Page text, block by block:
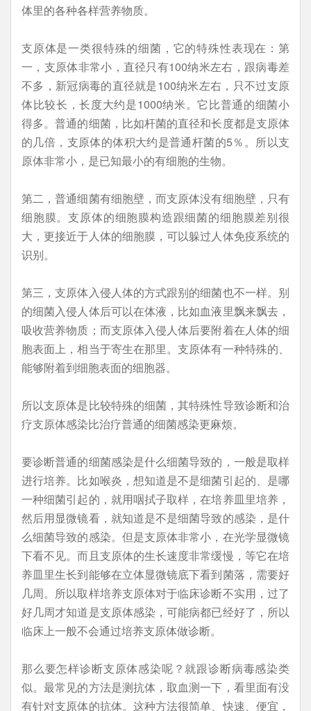
体里的各种各样营养物质。
支原体是一类很特殊的细菌，它的特殊性表现在：第
一，支原体非常小，直径只有100纳米左右，跟病毒差
不多，新冠病毒的直径就是100纳米左右，只不过支原
体比较长，长度大约是1000纳米。它比普通的细菌小
得多。普通的细菌，比如杆菌的直径和长度都是支原体
的几倍，支原体的体积大约是普通杆菌的5％。所以支
原体非常小，是已知最小的有细胞的生物。
第二，普通细菌有细胞壁，而支原体没有细胞壁，只有
细胞膜。支原体的细胞膜构造跟细菌的细胞膜差别很
大，更接近于人体的细胞膜，可以躲过人体免疫系统的
识别。
第三，支原体入侵人体的方式跟别的细菌也不一样。别
的细菌入侵人体后可以在体液，比如血液里飘来飘去，
吸收营养物质；而支原体入侵人体后要附着在人体的细
胞表面上，相当于寄生在那里。支原体有一种特殊的、
能够附着到细胞表面的细胞器。
所以支原体是比较特殊的细菌，其特殊性导致诊断和治
疗支原体感染比治疗普通的细菌感染更麻烦。
要诊断普通的细菌感染是什么细菌导致的，一般是取样
进行培养。比如喉炎，想知道是不是细菌引起的、是哪
一种细菌引起的，就用咽拭子取样，在培养皿里培养，
然后用显微镜看，就知道是不是细菌导致的感染，是什
么细菌导致的感染。但是支原体非常小，在光学显微镜
下看不见。而且支原体的生长速度非常缓慢，等它在培
养皿里生长到能够在立体显微镜底下看到菌落，需要好
几周。所以取样培养支原体对于临床诊断不实用，过了
好几周才知道是支原体感染，可能病都已经好了，所以
临床上一般不会通过培养支原体做诊断。
那么要怎样诊断支原体感染呢？就跟诊断病毒感染类
似。最常见的方法是测抗体，取血测一下，看里面有没
有针对支原体的抗体。这种方法很简单、快速、便宜，